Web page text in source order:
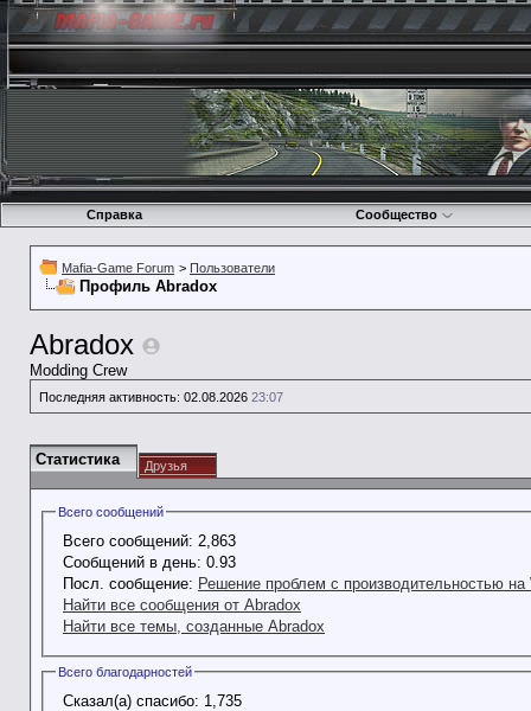
Справка Сообщество
Mafia-Game Forum > Пользователи
Профиль Abradox
Abradox
Modding Crew
Последняя активность: 02.08.2026 23:07
Статистика Друзья
Всего сообщений
Всего сообщений: 2,863
Сообщений в день: 0.93
Посл. сообщение: Решение проблем с производительностью на
Найти все сообщения от Abradox
Найти все темы, созданные Abradox
Всего благодарностей
Сказал(а) спасибо: 1,735